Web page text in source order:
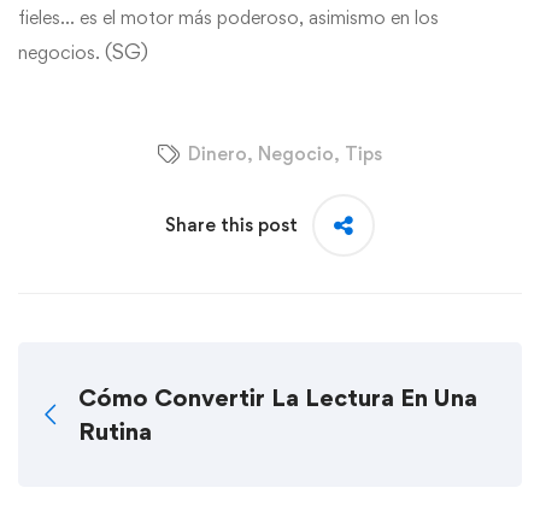
fieles… es el motor más poderoso, asimismo en los
negocios. (SG)
Dinero, Negocio, Tips
Share this post
Cómo Convertir La Lectura En Una
Rutina